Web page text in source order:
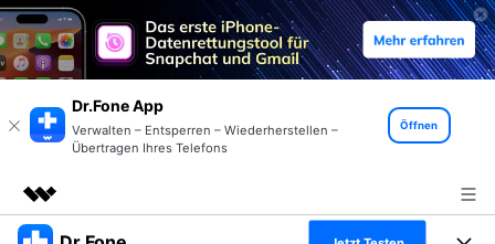
Dr.Fone App
Verwalten – Entsperren – Wiederherstellen –
Übertragen Ihres Telefons
Öffnen